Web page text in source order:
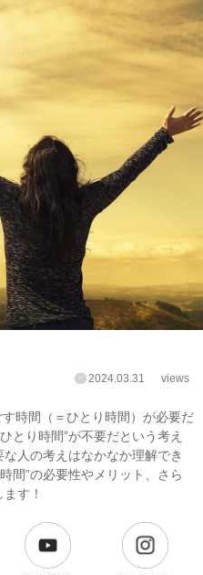
2024.03.31 views
時間（＝ひとり時間）が必要だ
とり時間”が不要だという考え
人の考えはなかなか理解でき
間”の必要性やメリット、さら
す！